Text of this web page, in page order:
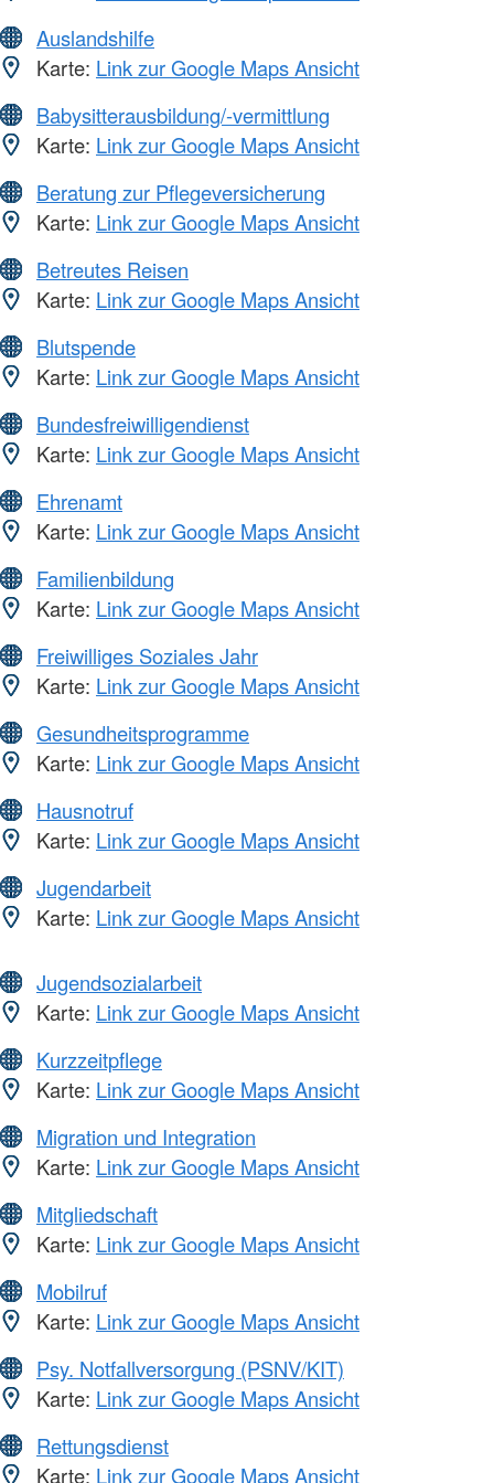
Auslandshilfe
Karte: Link zur Google Maps Ansicht
Babysitterausbildung/-vermittlung
Karte: Link zur Google Maps Ansicht
Beratung zur Pflegeversicherung
Karte: Link zur Google Maps Ansicht
Betreutes Reisen
Karte: Link zur Google Maps Ansicht
Blutspende
Karte: Link zur Google Maps Ansicht
Bundesfreiwilligendienst
Karte: Link zur Google Maps Ansicht
Ehrenamt
Karte: Link zur Google Maps Ansicht
Familienbildung
Karte: Link zur Google Maps Ansicht
Freiwilliges Soziales Jahr
Karte: Link zur Google Maps Ansicht
Gesundheitsprogramme
Karte: Link zur Google Maps Ansicht
Hausnotruf
Karte: Link zur Google Maps Ansicht
Jugendarbeit
Karte: Link zur Google Maps Ansicht
Jugendsozialarbeit
Karte: Link zur Google Maps Ansicht
Kurzzeitpflege
Karte: Link zur Google Maps Ansicht
Migration und Integration
Karte: Link zur Google Maps Ansicht
Mitgliedschaft
Karte: Link zur Google Maps Ansicht
Mobilruf
Karte: Link zur Google Maps Ansicht
Psy. Notfallversorgung (PSNV/KIT)
Karte: Link zur Google Maps Ansicht
Rettungsdienst
Karte: Link zur Google Maps Ansicht